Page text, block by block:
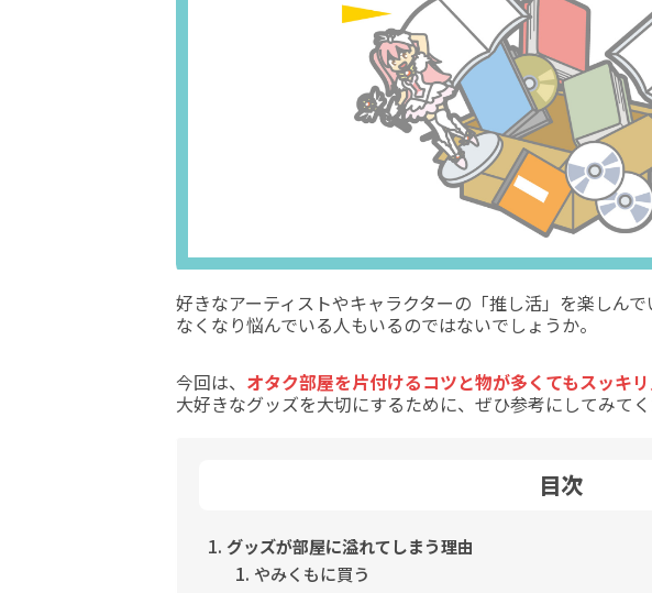
好きなアーティストやキャラクターの「推し活」を楽しん
なくなり悩んでいる人もいるのではないでしょうか。
今回は、 オタク部屋を片付けるコツと物が多くてもスッキ
大好きなグッズを大切にするために、ぜひ参考にしてみてく
目次
グッズが部屋に溢れてしまう理由
やみくもに買う